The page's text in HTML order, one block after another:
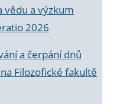
vědu a výzkum
2026
a čerpání dnů
Filozofické fakultě